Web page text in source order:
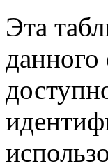
Эта
данного